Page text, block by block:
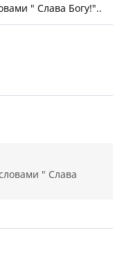
" Слава Богу!"..
" Слава